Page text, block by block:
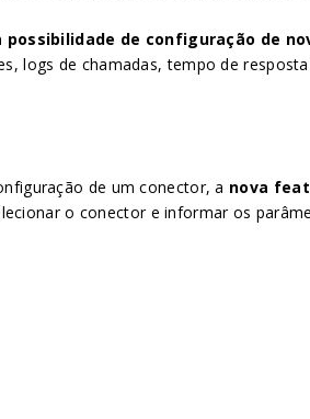
de configuração de
logs de chamadas, tempo de
de um conector, a nova
o conector e informar os